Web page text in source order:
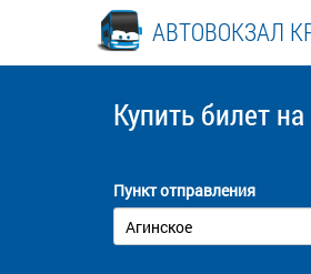
АВТОВОКЗАЛ
Купить билет
Пункт отправления